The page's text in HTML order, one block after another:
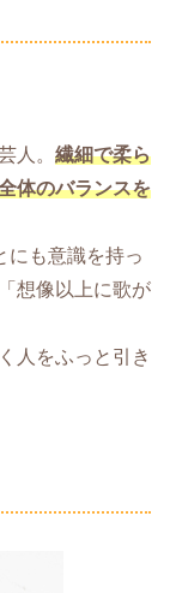
人。 繊細で柔ら
体のバランスを
にも意識を持っ
想像以上に歌が
人をふっと引き